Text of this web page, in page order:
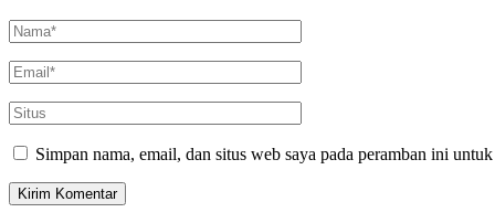
Simpan nama, email, dan situs web saya pada peramban ini